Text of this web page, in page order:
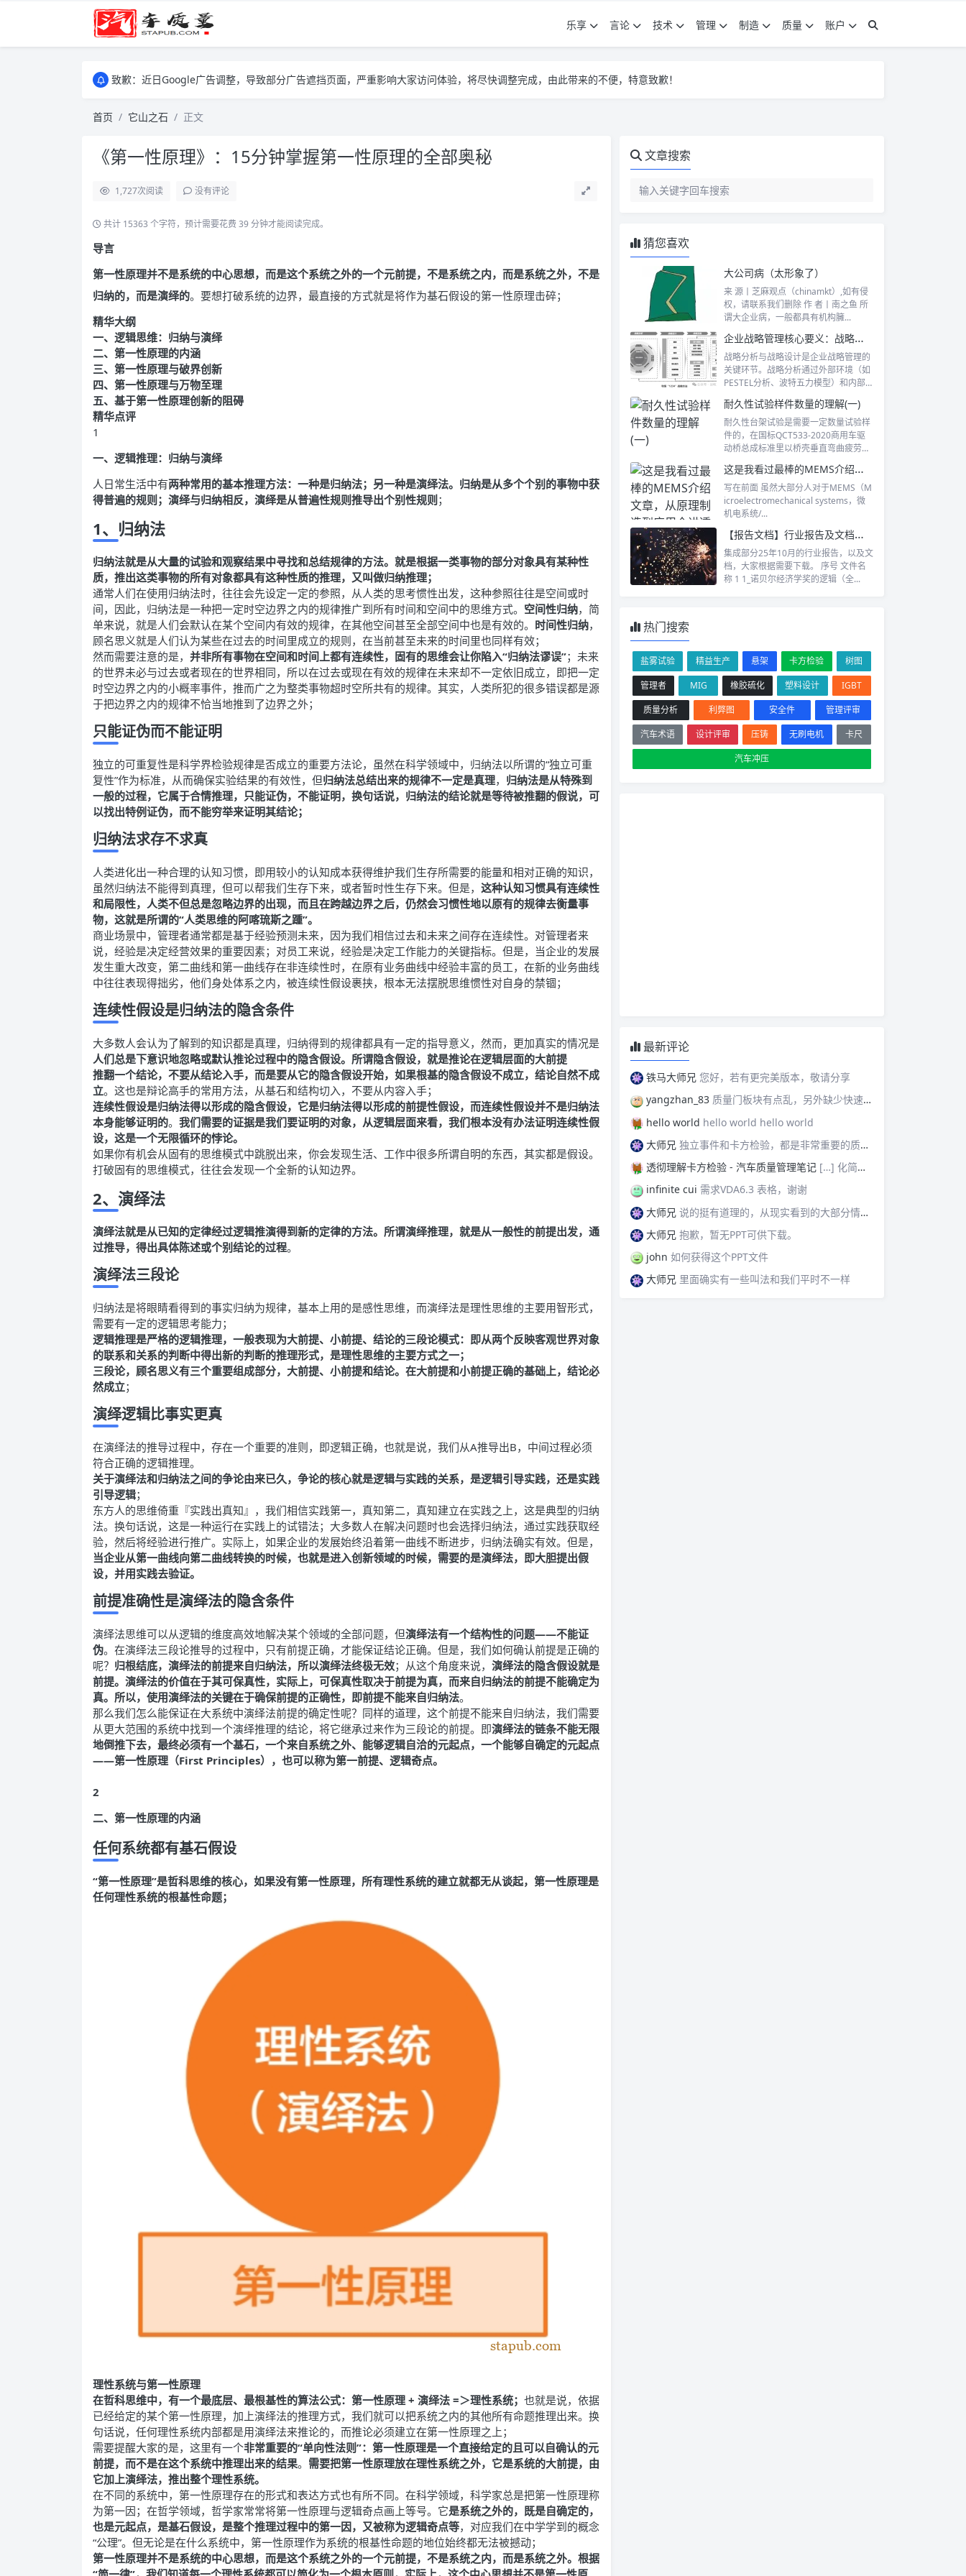
乐享 言论 技术 管理 制造 质量 账户
致歉：近日Google广告调整，导致部分广告遮挡页面，严重影响大家访问体验，将尽快调整完成，由此带来的不便，特意致歉！
首页
它山之石 正文
《第一性原理》：15分钟掌握第一性原理的全部奥秘
1,727次阅读 没有评论
共计 15363 个字符，预计需要花费 39 分钟才能阅读完成。
导言
第一性原理并不是系统的中心思想，而是这个系统之外的一个元前提，不是系统之内，而是系统之外，不是
归纳的，而是演绎的。要想打破系统的边界，最直接的方式就是将作为基石假设的第一性原理击碎；
精华大纲
一、逻辑思维：归纳与演绎
二、第一性原理的内涵
三、第一性原理与破界创新
四、第一性原理与万物至理
五、基于第一性原理创新的阻碍
精华点评
1
一、 逻辑推理：归纳与演绎
人日常生活中有两种常用的基本推理方法：一种是归纳法；另一种是演绎法。归纳是从多个个别的事物中获
得普遍的规则；演绎与归纳相反，演绎是从普遍性规则推导出个别性规则 ；
1、归纳法
归纳法就是从大量的试验和观察结果中寻找和总结规律的方法。就是根据一类事物的部分对象具有某种性
质，推出这类事物的所有对象都具有这种性质的推理，又叫做归纳推理；
通常人们在使用归纳法时，往往会先设定一定的参照，从人类的思考惯性出发，这种参照往往是空间或时
间，因此，归纳法是一种把一定时空边界之内的规律推广到所有时间和空间中的思维方式。 空间性归纳，简
单来说，就是人们会默认在某个空间内有效的规律，在其他空间甚至全部空间中也是有效的。 时间性归纳，
顾名思义就是人们认为某些在过去的时间里成立的规则，在当前甚至未来的时间里也同样有效；
然而需要注意的是， 并非所有事物在空间和时间上都有连续性，固有的思维会让你陷入“归纳法谬误”；未来
的世界未必与过去或者现在的世界相同，所以在过去或现在有效的规律在未来却不一定依旧成立，即把一定
时空边界之内的小概率事件，推而广之为整类事物超时空所共有的规律。其实，人类所犯的很多错误都是源
于把边界之内的规律不恰当地推到了边界之外；
只能证伪而不能证明
独立的可重复性是科学界检验规律是否成立的重要方法论，虽然在科学领域中，归纳法以所谓的“独立可重
复性”作为标准，从而确保实验结果的有效性，但归纳法总结出来的规律不一定是真理， 归纳法是从特殊到
一般的过程，它属于合情推理， 只能证伪，不能证明，换句话说，归纳法的结论就是等待被推翻的假说，可
以找出特例证伪，而不能穷举来证明其结论；
归纳法求存不求真
人类进化出一种合理的认知习惯，即用较小的认知成本获得维护我们生存所需要的能量和相对正确的知识，
虽然归纳法不能得到真理，但可以帮我们生存下来，或者暂时性生存下来。但是， 这种认知习惯具有连续性
和局限性，人类不但总是忽略边界的出现，而且在跨越边界之后，仍然会习惯性地以原有的规律去衡量事
物，这就是所谓的“人类思维的阿喀琉斯之踵”。
商业场景中，管理者通常都是基于经验预测未来，因为我们相信过去和未来之间存在连续性。对管理者来
说，经验是决定经营效果的重要因素；对员工来说，经验是决定工作能力的关键指标。但是，当企业的发展
发生重大改变，第二曲线和第一曲线存在非连续性时，在原有业务曲线中经验丰富的员工，在新的业务曲线
中往往表现得拙劣，他们身处体系之内，被连续性假设裹挟，根本无法摆脱思维惯性对自身的禁锢；
连续性假设是归纳法的隐含条件
大多数人会认为了解到的知识都是真理，归纳得到的规律都具有一定的指导意义，然而，更加真实的情况是
人们总是下意识地忽略或默认推论过程中的隐含假设。所谓隐含假设，就是推论在逻辑层面的大前提
推翻一个结论，不要从结论入手，而是要从它的隐含假设开始，如果根基的隐含假设不成立，结论自然不成
立。这也是辩论高手的常用方法，从基石和结构切入，不要从内容入手；
连续性假设是归纳法得以形成的隐含假设，它是归纳法得以形成的前提性假设，而连续性假设并不是归纳法
本身能够证明的。 我们需要的证据是我们要证明的对象，从逻辑层面来看，我们根本没有办法证明连续性假
设，这是一个无限循环的悖论。
如果你有机会从固有的思维模式中跳脱出来，你会发现生活、工作中很多所谓自明的东西，其实都是假设。
打破固有的思维模式，往往会发现一个全新的认知边界。
2、演绎法
演绎法就是从已知的定律经过逻辑推演得到新的定律的方法。所谓演绎推理，就是从一般性的前提出发，通
过推导，得出具体陈述或个别结论的过程。
演绎法三段论
归纳法是将眼睛看得到的事实归纳为规律，基本上用的是感性思维，而演绎法是理性思维的主要用智形式，
需要有一定的逻辑思考能力；
逻辑推理是严格的逻辑推理，一般表现为大前提、小前提、结论的三段论模式：即从两个反映客观世界对象
的联系和关系的判断中得出新的判断的推理形式，是理性思维的主要方式之一；
三段论，顾名思义有三个重要组成部分，大前提、小前提和结论。在大前提和小前提正确的基础上，结论必
然成立；
演绎逻辑比事实更真
在演绎法的推导过程中，存在一个重要的准则，即逻辑正确，也就是说，我们从A推导出B，中间过程必须
符合正确的逻辑推理。
关于演绎法和归纳法之间的争论由来已久，争论的核心就是逻辑与实践的关系，是逻辑引导实践，还是实践
引导逻辑；
东方人的思维倚重『实践出真知』，我们相信实践第一，真知第二，真知建立在实践之上，这是典型的归纳
法。换句话说，这是一种运行在实践上的试错法；大多数人在解决问题时也会选择归纳法，通过实践获取经
验，然后将经验进行推广。实际上，如果企业的发展始终沿着第一曲线不断进步，归纳法确实有效。但是，
当企业从第一曲线向第二曲线转换的时候，也就是进入创新领域的时候，需要的是演绎法，即大胆提出假
设，并用实践去验证。
前提准确性是演绎法的隐含条件
演绎法思维可以从逻辑的维度高效地解决某个领域的全部问题，但演绎法有一个结构性的问题——不能证
伪。在演绎法三段论推导的过程中，只有前提正确，才能保证结论正确。但是，我们如何确认前提是正确的
呢？ 归根结底，演绎法的前提来自归纳法，所以演绎法终极无效；从这个角度来说， 演绎法的隐含假设就是
前提。演绎法的价值在于其可保真性，实际上，可保真性取决于前提为真，而来自归纳法的前提不能确定为
真。所以，使用演绎法的关键在于确保前提的正确性，即前提不能来自归纳法。
那么我们怎么能保证在大系统中演绎法前提的确定性呢？同样的道理，这个前提不能来自归纳法，我们需要
从更大范围的系统中找到一个演绎推理的结论，将它继承过来作为三段论的前提。即演绎法的链条不能无限
地倒推下去，最终必须有一个基石，一个来自系统之外、能够逻辑自洽的元起点，一个能够自确定的元起点
——第一性原理（First Principles），也可以称为第一前提、逻辑奇点。
2
二、 第一性原理的内涵
任何系统都有基石假设
“第一性原理”是哲科思维的核心，如果没有第一性原理，所有理性系统的建立就都无从谈起，第一性原理是
任何理性系统的根基性命题；
理性系统与第一性原理
在哲科思维中，有一个最底层、最根基性的算法公式：第一性原理 + 演绎法 =＞理性系统； 也就是说，依据
已经给定的某个第一性原理，加上演绎法的推理方式，我们就可以把系统之内的其他所有命题推理出来。换
句话说，任何理性系统内部都是用演绎法来推论的，而推论必须建立在第一性原理之上；
需要提醒大家的是，这里有一个非常重要的“单向性法则”：第一性原理是一个直接给定的且可以自确认的元
前提，而不是在这个系统中推理出来的结果。 需要把第一性原理放在理性系统之外，它是系统的大前提，由
它加上演绎法，推出整个理性系统。
在不同的系统中，第一性原理存在的形式和表达方式也有所不同。在科学领域，科学家总是把第一性原理称
为第一因；在哲学领域，哲学家常常将第一性原理与逻辑奇点画上等号。它是系统之外的，既是自确定的，
也是元起点，是基石假设，是整个推理过程中的第一因，又被称为逻辑奇点等，对应我们在中学学到的概念
“公理”。但无论是在什么系统中，第一性原理作为系统的根基性命题的地位始终都无法被撼动；
第一性原理并不是系统的中心思想，而是这个系统之外的一个元前提， 不是系统之内，而是系统之外。根据
文章搜索
猜您喜欢
大公司病（太形象了）
来 源丨芝麻观点（chinamkt）,如有侵
权，请联系我们删除 作 者丨南之鱼 所
谓大企业病，一般都具有机构臃...
企业战略管理核心要义：战略分析、设计、实施与控制的协同推进之道
战略分析与战略设计是企业战略管理的
关键环节。战略分析通过外部环境（如
PESTEL分析、波特五力模型）和内部
耐久性试验样件数量的理解(一)
耐久性台架试验是需要一定数量试验样
件的，在国标QCT533-2020商用车驱
动桥总成标准里以桥壳垂直弯曲疲劳
这是我看过最棒的MEMS介绍文章，从原理制造到应用全讲透
写在前面 虽然大部分人对于MEMS（M
icroelectromechanical systems，微
机电系统/...
【报告文档】行业报告及文档下载-2025年10月
集成部分25年10月的行业报告，以及文
档，大家根据需要下载。 序号 文件名
称 1 1_诺贝尔经济学奖的逻辑（全...
热门搜索
盐雾试验 精益生产 悬架 卡方检验
树图
管理者
MIG 橡胶硫化 塑料设计
IGBT
质量分析
利弊图 安全件
管理评审
汽车术语
设计评审 压铸 无刷电机
卡尺
汽车冲压
最新评论
铁马大师兄 您好，若有更完美版本，敬请分享
yangzhan_83 质量门板块有点乱，另外缺少快速反应板块。
hello world hello world hello world
大师兄 独立事件和卡方检验，都是非常重要的质量管理概念，挺难理解的。
透彻理解卡方检验 - 汽车质量管理笔记 […] 化简后的式子是我们在卡方检验中需要用到的式子，所以请大家牢记！对于上述式子有疑惑的读者可以学习基础的概率论，也可以参考我之前写的一篇关于独立的文章（《【直观数学】如何理解两事件间的独立关系》）。如果没有问题的话，我们可以进入到卡方检验原理与步骤的主体介绍部分！ […]
infinite cui 需求VDA6.3 表格，谢谢
大师兄 说的挺有道理的，从现实看到的大部分情况，做技术的人都比较直，对技术的一丝不苟，容易在遇到需要展现管理能力的时候，就会表现出短板来。管理需要授权，更多应该思考团队、部门间，人员发展，对未来的变化做出应对等的能力。
大师兄 抱歉，暂无PPT可供下载。
john 如何获得这个PPT文件
大师兄 里面确实有一些叫法和我们平时不一样